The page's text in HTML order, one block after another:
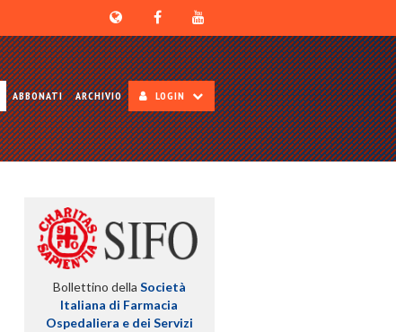
ABBONATI ARCHIVIO LOGIN
Bollettino della Società
Italiana di Farmacia
Ospedaliera e dei Servizi